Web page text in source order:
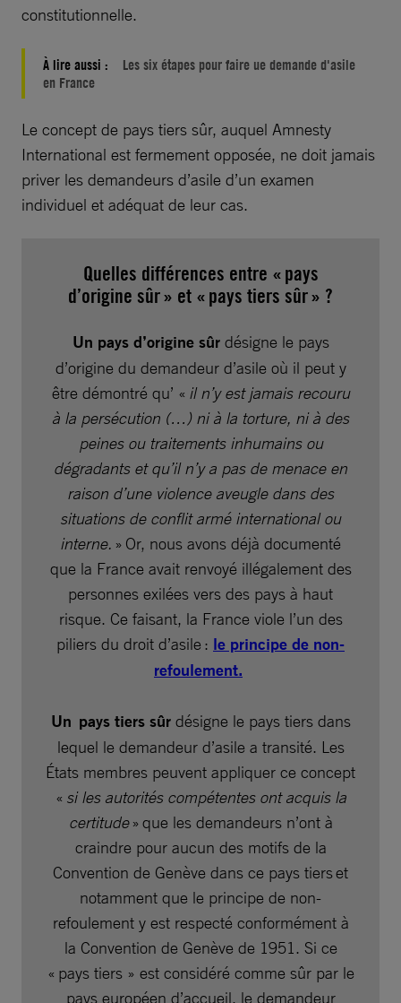
constitutionnelle.
À lire aussi :
Les six étapes pour faire ue demande d'asile
en France
Le concept de pays tiers sûr, auquel Amnesty
International est fermement opposée, ne doit jamais
priver les demandeurs d’asile d’un examen
individuel et adéquat de leur cas.
Quelles différences entre « pays
d’origine sûr » et « pays tiers sûr » ?
Un pays d’origine sûrdésigne le pays
d’origine du demandeur d’asile où il peut y
être démontré qu’ « il n’y est jamais recouru
à la persécution (…) ni à la torture, ni à des
peines ou traitements inhumains ou
dégradants et qu’il n’y a pas de menace en
raison d’une violence aveugle dans des
situations de conflit armé international ou
interne. » Or, nous avons déjà documenté
que la France avait renvoyé illégalement des
personnes exilées vers des pays à haut
risque. Ce faisant, la France viole l’un des
piliers du droit d’asile : le principe de non-
refoulement.
Un pays tiers sûr désigne le pays tiers dans
lequel le demandeur d’asile a transité. Les
États membres peuvent appliquer ce concept
« si les autorités compétentes ont acquis la
certitude» que les demandeurs n’ont à
craindre pour aucun des motifs de la
Convention de Genève dans ce pays tiers et
notamment que le principe de non-
refoulement y est respecté conformément à
la Convention de Genève de 1951. Si ce
« pays tiers » est considéré comme sûr par le
pays européen d’accueil, le demandeur